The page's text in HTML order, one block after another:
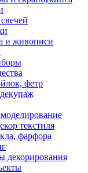
и живописи
фетр
текстиля
фарфора
декорирования